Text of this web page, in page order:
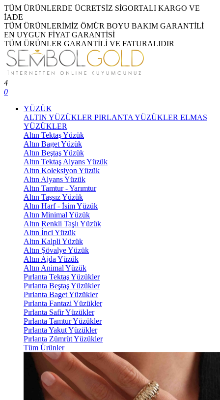
TÜM ÜRÜNLERDE ÜCRETSİZ SİGORTALI KARGO VE
İADE
TÜM ÜRÜNLERİMİZ ÖMÜR BOYU BAKIM GARANTİLİ
EN UYGUN FİYAT GARANTİSİ
TÜM ÜRÜNLER GARANTİLİ VE FATURALIDIR
4
0
YÜZÜK
ALTIN YÜZÜKLER PIRLANTA YÜZÜKLER ELMAS
YÜZÜKLER
Altın Tektaş Yüzük
Altın Baget Yüzük
Altın Beştaş Yüzük
Altın Tektaş Alyans Yüzük
Altın Koleksiyon Yüzük
Altın Alyans Yüzük
Altın Tamtur - Yarımtur
Altın Taşsız Yüzük
Altın Harf - İsim Yüzük
Altın Minimal Yüzük
Altın Renkli Taşlı Yüzük
Altın İnci Yüzük
Altın Kalpli Yüzük
Altın Şövalye Yüzük
Altın Ajda Yüzük
Altın Animal Yüzük
Pırlanta Tektaş Yüzükler
Pırlanta Beştaş Yüzükler
Pırlanta Baget Yüzükler
Pırlanta Fantazi Yüzükler
Pırlanta Safir Yüzükler
Pırlanta Tamtur Yüzükler
Pırlanta Yakut Yüzükler
Pırlanta Zümrüt Yüzükler
Tüm Ürünler